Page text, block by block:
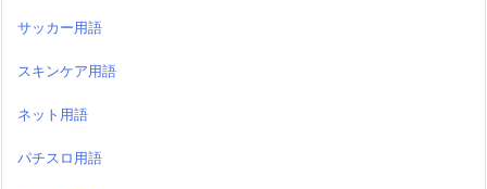
サッカー用語
スキンケア用語
ネット用語
パチスロ用語